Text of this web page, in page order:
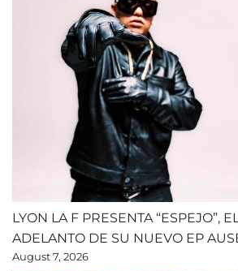
LYON LA F PRESENTA “ESPEJO”,
ADELANTO DE SU NUEVO EP
August 7, 2026